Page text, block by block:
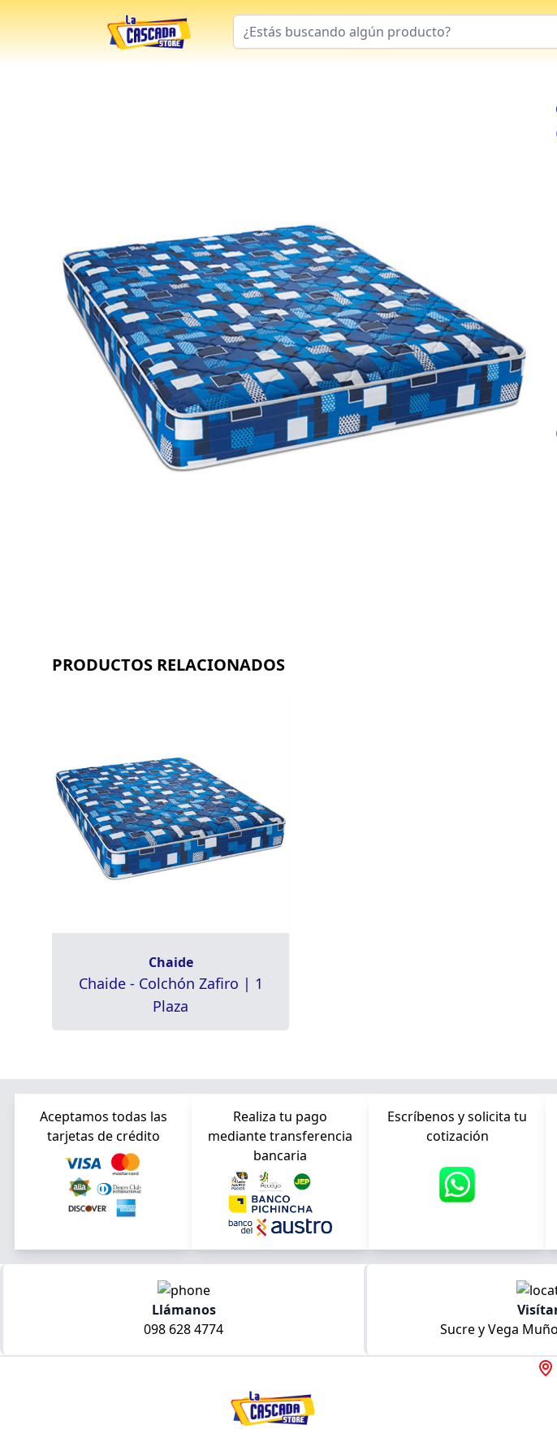
PRODUCTOS RELACIONADOS
Chaide
Chaide - Colchón Zafiro | 1
Plaza
Aceptamos todas las
tarjetas de crédito
Realiza tu pago
mediante transferencia
bancaria
Escríbenos y solicita tu
cotización
Llámanos
098 628 4774
Sucre y Vega